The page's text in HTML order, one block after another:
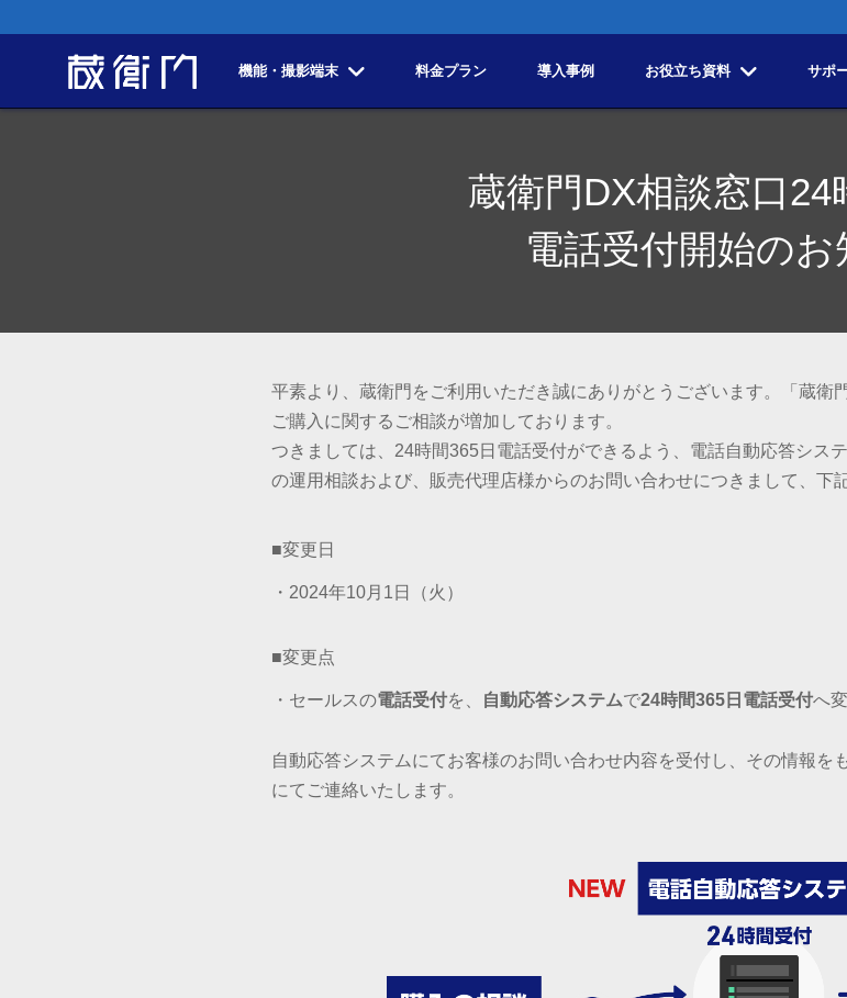
機能・撮影端末 料金プラン 導入事例 お役立ち資料 サポ
蔵衛門DX相談窓口24
電話受付開始のお
平素より、蔵衛門をご利用いただき誠にありがとうございます。「蔵衛
ご購入に関するご相談が増加しております。
つきましては、24時間365日電話受付ができるよう、電話自動応答シス
の運用相談および、販売代理店様からのお問い合わせにつきまして、下
■変更日
・2024年10月1日（火）
■変更点
・セールスの電話受付を、 自動応答システムで24時間365日電話受付へ
自動応答システムにてお客様のお問い合わせ内容を受付し、その情報を
にてご連絡いたします。